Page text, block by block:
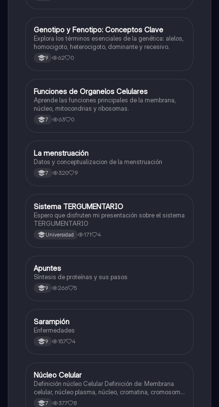
GBiologia
Genotipo y Fenotipo: Conceptos Clave
Explora los términos esenciales de la genética: alelos,
homocigoto, heterocigoto, dominante y recesivo.
9 62 0
FBiologia
Funciones de Organelos Celulares
Aprende las funciones principales de la membrana,
núcleo, mitocondrias y ribosomas.
7 63 0
Biologia
La menstruación
Datos y conceptualizacion de la menstruación
7 320 9
Biologia
Sistema TERGUMENTARIO
Espero que disfruten mi presentación sobre el sistema
TERGUMENTARIO
Universidad 171 4
Biologia
Apuntes
Síntesis de proteínas y sus pasos
9 266 5
Biologia
Sarampión
Enfermedades
9 157 4
Biologia
Núcleo Celular
Definición núcleo Celular Definición de: Membrana
celular, núcleo plasma, núcleo, cromatina, cromosoma
Interfase Fases de la interfase
7 377 8